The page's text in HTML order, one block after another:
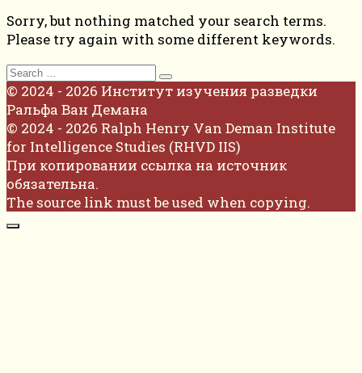
Sorry, but nothing matched your search terms.
Please try again with some different keywords.
Search
for:
© 2024 - 2026 Институт изучения разведки
Ральфа Ван Демана
© 2024 - 2026 Ralph Henry Van Deman Institute
for Intelligence Studies (RHVD IIS)
При копировании ссылка на источник
обязательна.
The source link must be used when copying.